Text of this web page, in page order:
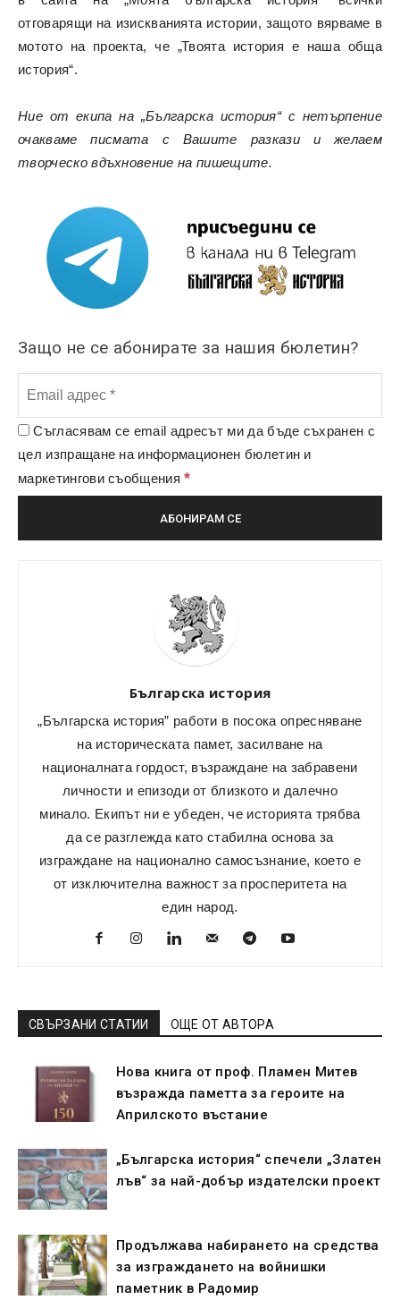
отговарящи на изискванията истории, защото вярваме в
мотото на проекта, че „Твоята история е наша обща
история“.
Ние от екипа на „Българска история“ с нетърпение
очакваме писмата с Вашите разкази и желаем
творческо вдъхновение на пишещите.
Защо не се абонирате за нашия бюлетин?
Съгласявам се email адресът ми да бъде съхранен с
цел изпращане на информационен бюлетин и
маркетингови съобщения*
Българска история
„Българска история” работи в посока опресняване
на историческата памет, засилване на
националната гордост, възраждане на забравени
личности и епизоди от близкото и далечно
минало. Екипът ни е убеден, че историята трябва
да се разглежда като стабилна основа за
изграждане на национално самосъзнание, което е
от изключителна важност за просперитета на
един народ.
СВЪРЗАНИ СТАТИИ ОЩЕ ОТ АВТОРА
Нова книга от проф. Пламен Митев
възражда паметта за героите на
Априлското въстание
„Българска история“ спечели „Златен
лъв“ за най-добър издателски проект
Продължава набирането на средства
за изграждането на войнишки
паметник в Радомир